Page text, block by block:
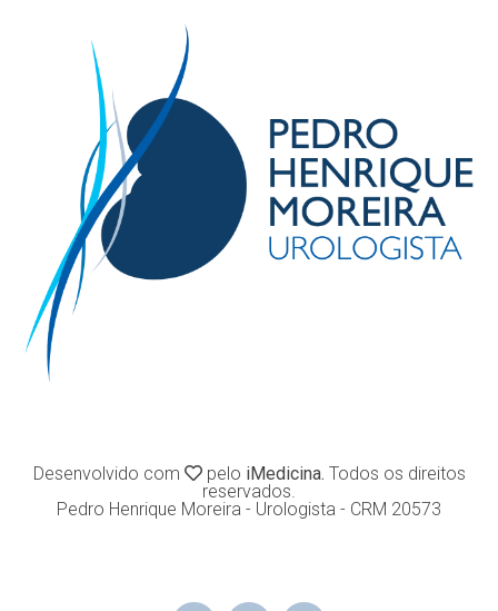
Desenvolvido com pelo iMedicina. Todos os direitos
reservados.
Pedro Henrique Moreira - Urologista - CRM 20573